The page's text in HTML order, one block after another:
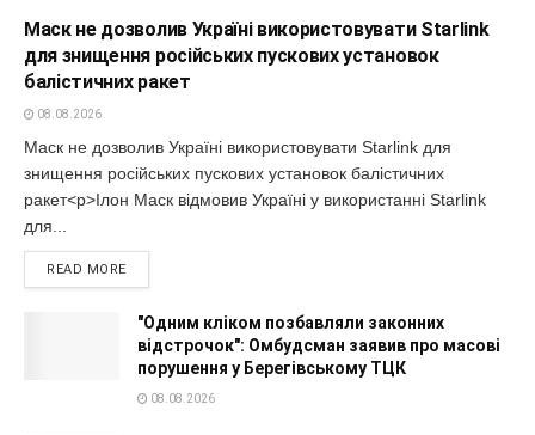
Маск не дозволив Україні використовувати Starlink
для знищення російських пускових установок
балістичних ракет
08.08.2026
Маск не дозволив Україні використовувати Starlink для
знищення російських пускових установок балістичних
ракет<p>Ілон Маск відмовив Україні у використанні Starlink
для...
READ MORE
"Одним кліком позбавляли законних
відстрочок": Омбудсман заявив про масові
порушення у Берегівському ТЦК
08.08.2026